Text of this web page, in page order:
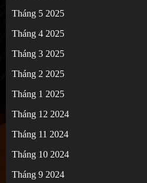
Tháng 5 2025
Tháng 4 2025
Tháng 3 2025
Tháng 2 2025
Tháng 1 2025
Tháng 12 2024
Tháng 11 2024
Tháng 10 2024
Tháng 9 2024